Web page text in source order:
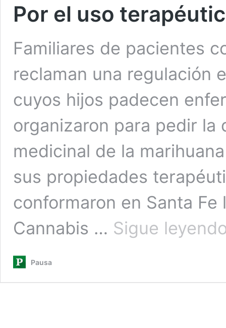
Por el uso
Familiares de pacientes
reclaman una regulación
cuyos hijos padecen
organizaron para pedir la
medicinal de la
sus propiedades
conformaron en Santa
Cannabis … Sigue
Pausa